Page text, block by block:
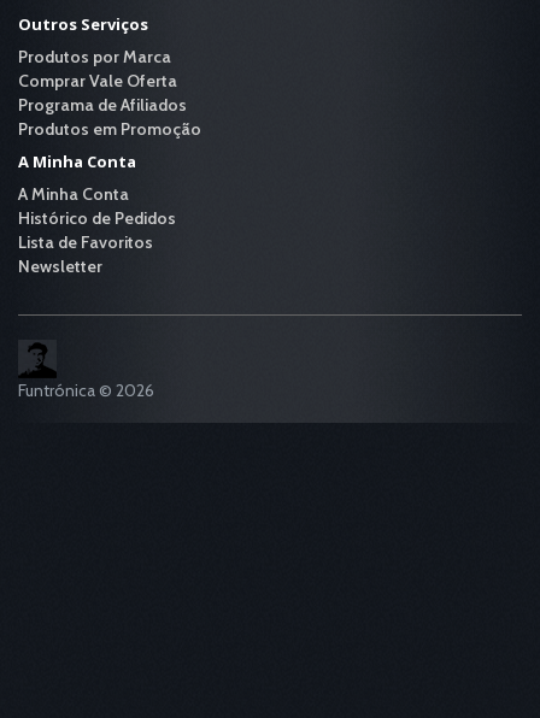
Outros Serviços
Produtos por Marca
Comprar Vale Oferta
Programa de Afiliados
Produtos em Promoção
A Minha Conta
A Minha Conta
Histórico de Pedidos
Lista de Favoritos
Newsletter
Funtrónica © 2026